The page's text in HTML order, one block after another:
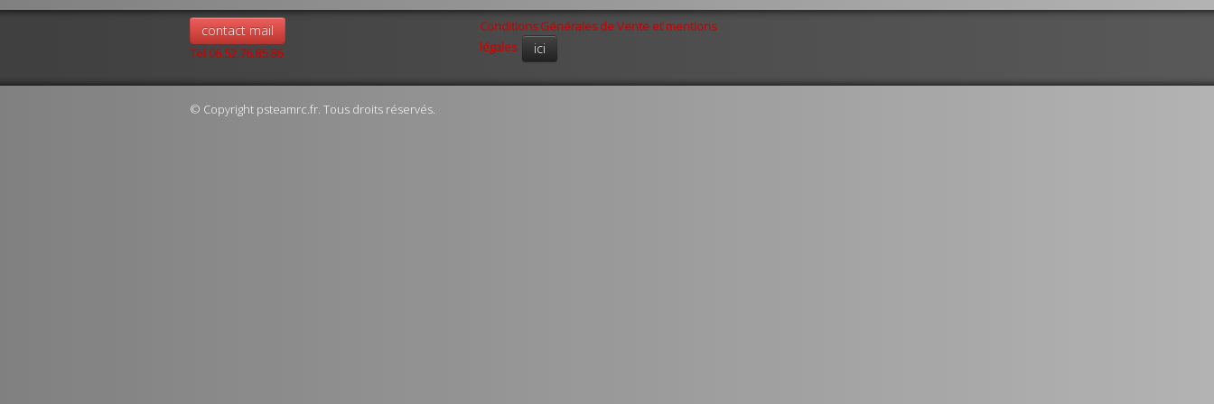
contact mail
Tel 06.52.76.85.86
Conditions Générales de Vente et mentions
légales
ici
© Copyright psteamrc.fr. Tous droits réservés.